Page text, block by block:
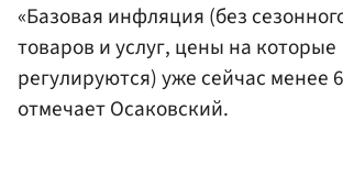
«Базовая инфляция (без
товаров и услуг, цены на которые
регулируются) уже сейчас менее
отмечает Осаковский.